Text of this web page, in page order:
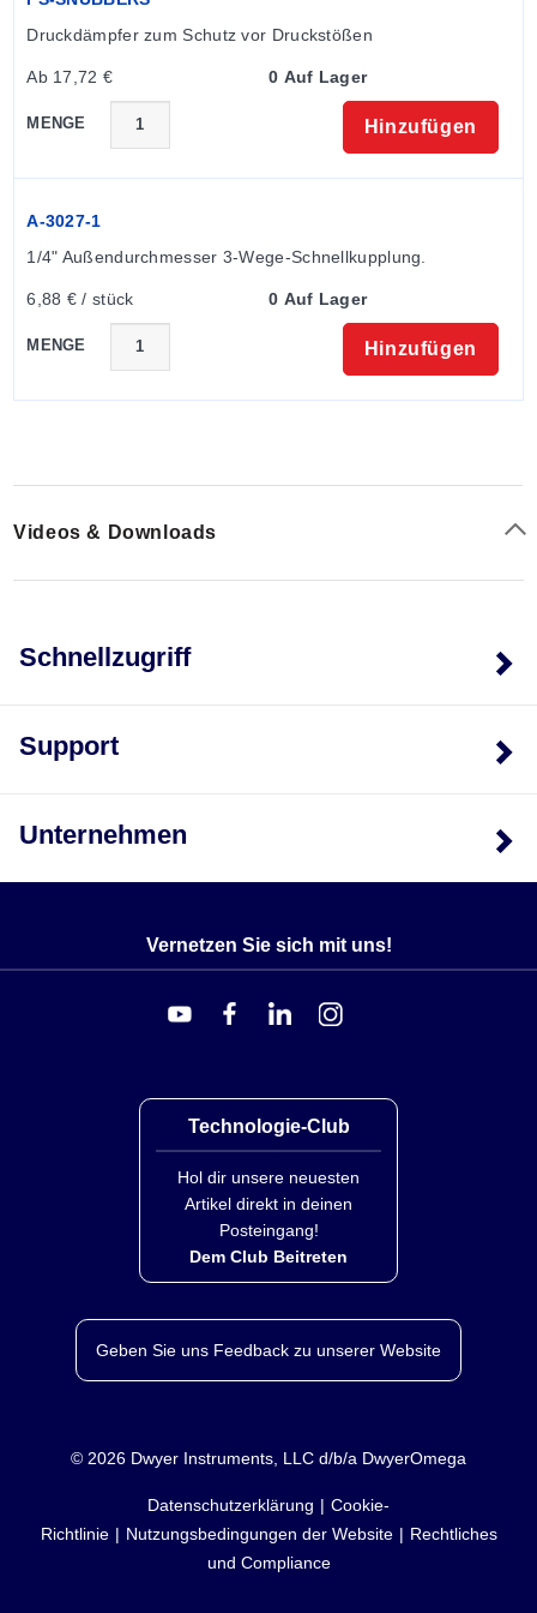
Druckdämpfer zum Schutz vor Druckstößen
Ab 17,72 € 0 Auf Lager
MENGE Hinzufügen
A-3027-1
1/4" Außendurchmesser 3-Wege-Schnellkupplung.
6,88 € / stück 0 Auf Lager
MENGE Hinzufügen
Videos & Downloads
Schnellzugriff
Support
Unternehmen
Vernetzen Sie sich mit uns!
Technologie-Club
Hol dir unsere neuesten
Artikel direkt in deinen
Posteingang!
Dem Club Beitreten
Geben Sie uns Feedback zu unserer Website
© 2026 Dwyer Instruments, LLC d/b/a DwyerOmega
Datenschutzerklärung
Cookie-
Richtlinie
Nutzungsbedingungen der Website
Rechtliches
und Compliance